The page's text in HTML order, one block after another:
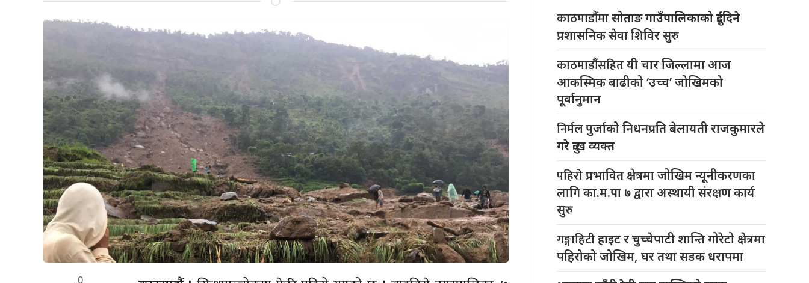
0
काठमाडौंमासोताङ गाउँपालिकाको दुईदिने
प्रशासनिक सेवा शिविर सुरु
काठमाडौंसहितयी चार जिल्लामा आज
आकस्मिक बाढीको ‘उच्च’ जोखिमको
पूर्वानुमान
निर्मलपुर्जाको निधनप्रति बेलायती राजकुमारले
गरे दुःख व्यक्त
पहिरोप्रभावित क्षेत्रमा जोखिम न्यूनीकरणका
लागि का.म.पा ७ द्वारा अस्थायी संरक्षण कार्य
सुरु
गङ्गाहिटीहाइट र चुच्चेपाटी शान्ति गोरेटो क्षेत्रमा
पहिरोको जोखिम, घर तथा सडक धरापमा